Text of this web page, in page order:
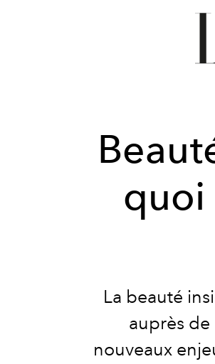
quoi
La beauté
auprès
nouveaux